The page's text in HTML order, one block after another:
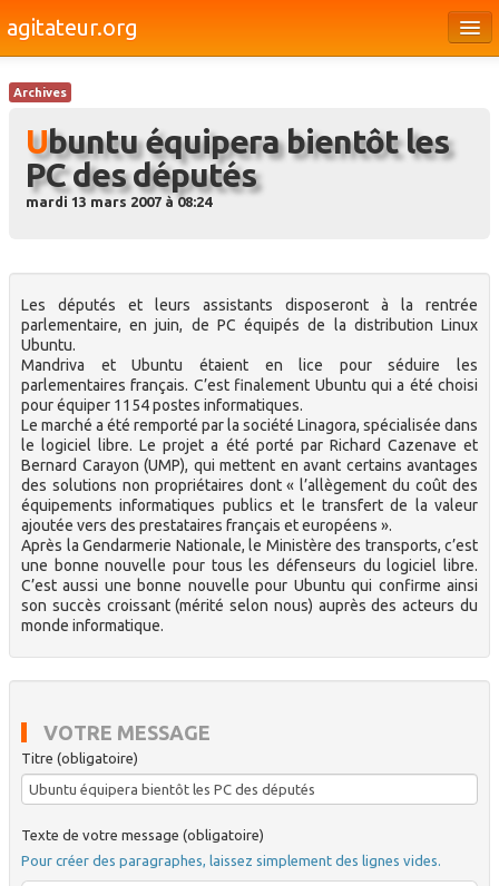
agitateur.org
Société
Culture
Brèves
Archives
Ubuntu équipera bientôt les
PC des députés
mardi 13 mars 2007 à 08:24
Les députés et leurs assistants disposeront à la rentrée
parlementaire, en juin, de PC équipés de la distribution Linux
Ubuntu.
Mandriva et Ubuntu étaient en lice pour séduire les
parlementaires français. C’est finalement Ubuntu qui a été choisi
pour équiper 1154 postes informatiques.
Le marché a été remporté par la société Linagora, spécialisée dans
le logiciel libre. Le projet a été porté par Richard Cazenave et
Bernard Carayon (UMP), qui mettent en avant certains avantages
des solutions non propriétaires dont « l’allègement du coût des
équipements informatiques publics et le transfert de la valeur
ajoutée vers des prestataires français et européens ».
Après la Gendarmerie Nationale, le Ministère des transports, c’est
une bonne nouvelle pour tous les défenseurs du logiciel libre.
C’est aussi une bonne nouvelle pour Ubuntu qui confirme ainsi
son succès croissant (mérité selon nous) auprès des acteurs du
monde informatique.
VOTRE MESSAGE
Titre (obligatoire)
Texte de votre message (obligatoire)
Pour créer des paragraphes, laissez simplement des lignes vides.